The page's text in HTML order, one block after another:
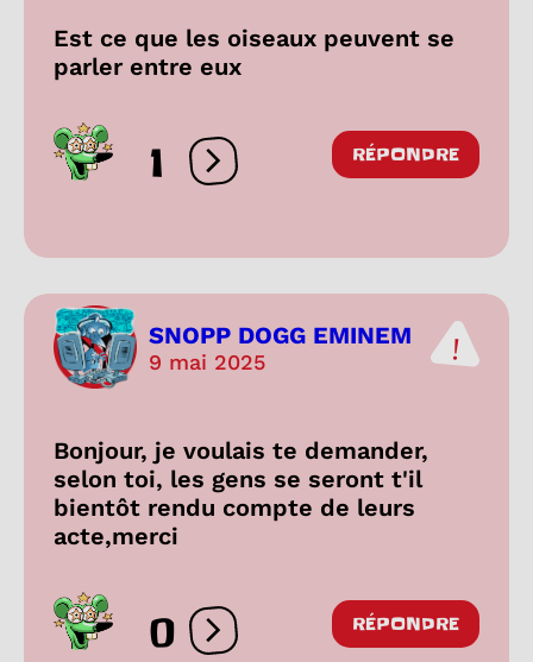
Est ce que les oiseaux peuvent se
parler entre eux
1 Ouvrir les réactions
RÉPONDRE
SNOPP DOGG EMINEM
9 mai 2025
Bonjour, je voulais te demander,
selon toi, les gens se seront t'il
bientôt rendu compte de leurs
acte,merci
0 Ouvrir les réactions
RÉPONDRE